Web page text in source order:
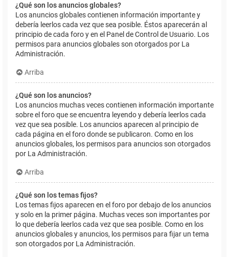
¿Qué son los anuncios globales?
Los anuncios globales contienen información importante y
debería leerlos cada vez que sea posible. Éstos aparecerán al
principio de cada foro y en el Panel de Control de Usuario. Los
permisos para anuncios globales son otorgados por La
Administración.
Arriba
¿Qué son los anuncios?
Los anuncios muchas veces contienen información importante
sobre el foro que se encuentra leyendo y debería leerlos cada
vez que sea posible. Los anuncios aparecen al principio de
cada página en el foro donde se publicaron. Como en los
anuncios globales, los permisos para anuncios son otorgados
por La Administración.
Arriba
¿Qué son los temas fijos?
Los temas fijos aparecen en el foro por debajo de los anuncios
y solo en la primer página. Muchas veces son importantes por
lo que debería leerlos cada vez que sea posible. Como en los
anuncios globales y anuncios, los permisos para fijar un tema
son otorgados por La Administración.